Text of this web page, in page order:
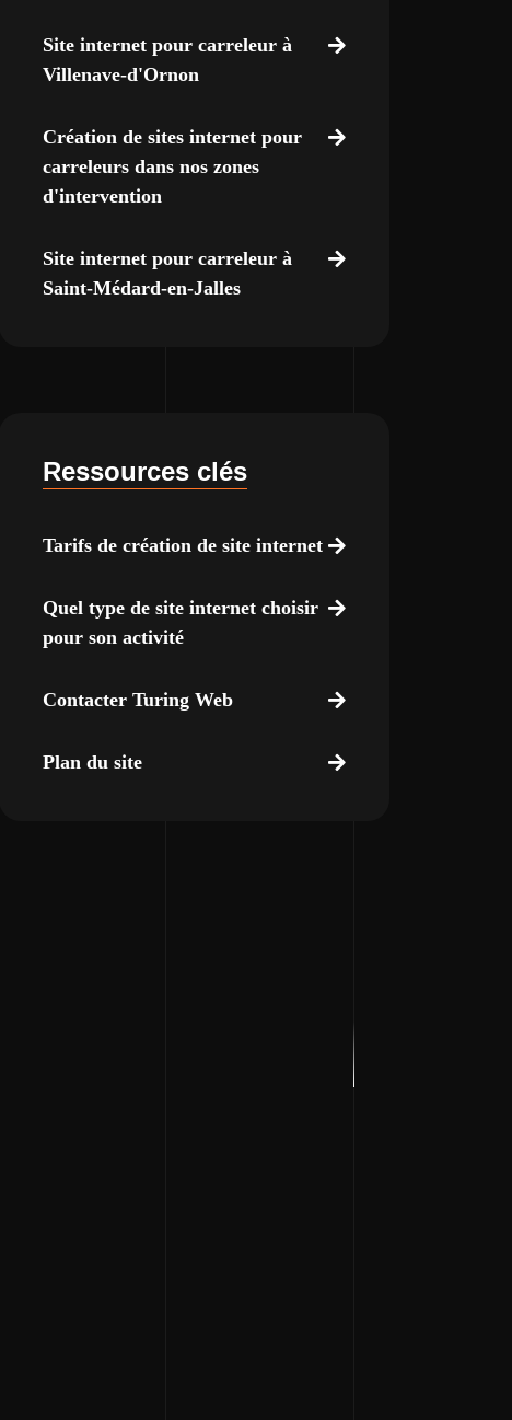
Site internet pour carreleur à
Villenave-d'Ornon
Création de sites internet pour
carreleurs dans nos zones
d'intervention
Site internet pour carreleur à
Saint-Médard-en-Jalles
Ressources clés
Tarifs de création de site internet
Quel type de site internet choisir
pour son activité
Contacter Turing Web
Plan du site